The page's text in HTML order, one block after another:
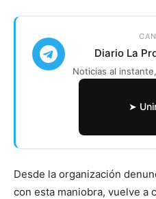
Diario La
Noticias al
➤
Desde la organización
con esta maniobra, vuelve a